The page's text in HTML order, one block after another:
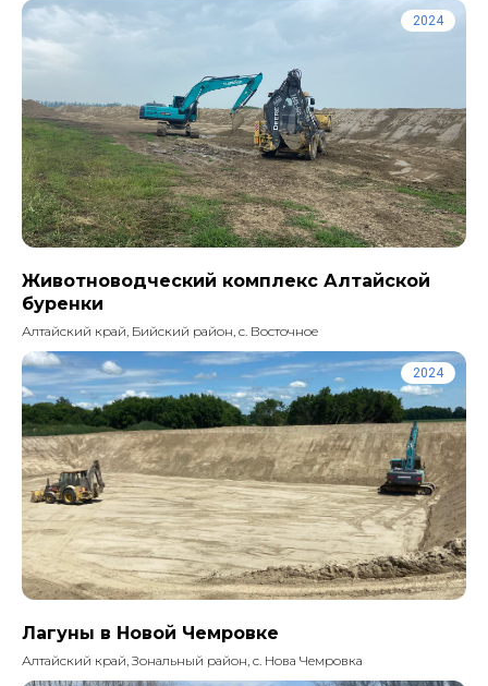
2024
Животноводческий комплекс Алтайской
буренки
Алтайский край, Бийский район, с. Восточное
2024
Лагуны в Новой Чемровке
Алтайский край, Зональный район, с. Нова Чемровка